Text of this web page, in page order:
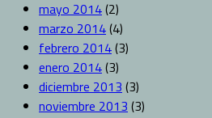
mayo 2014(2)
marzo 2014(4)
febrero 2014(3)
enero 2014(3)
diciembre 2013 (3)
noviembre 2013 (3)